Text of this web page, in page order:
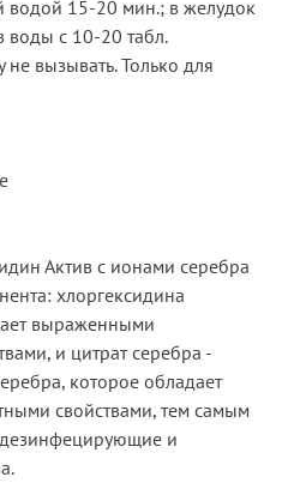
водой 15-20 мин.; в желудок
воды с 10-20 табл.
не вызывать. Только для
Актив с ионами серебра
хлоргексидина
выраженными
и цитрат серебра -
которое обладает
свойствами, тем самым
и